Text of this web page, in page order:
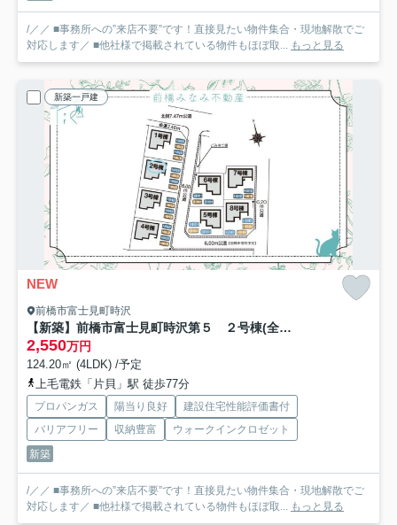
/／／ ■事務所への”来店不要”です！直接見たい物件集合・現地解散でご
対応します／ ■他社様で掲載されている物件もほぼ取...
もっと見る
新築一戸建
NEW
前橋市富士見町時沢
【新築】前橋市富士見町時沢第５ ２号棟(全８棟) クリエートの家 新築建売分譲
2,550万円
124.20㎡ (4LDK) /予定
上毛電鉄「片貝」駅 徒歩77分
プロパンガス 陽当り良好
建設住宅性能評価書付
バリアフリー
収納豊富
ウォークインクロゼット
新築
/／／ ■事務所への”来店不要”です！直接見たい物件集合・現地解散でご
対応します／ ■他社様で掲載されている物件もほぼ取...
もっと見る